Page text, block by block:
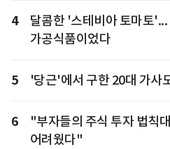
4
달콤한 '스테비아 토마토'...
가공식품이었다
5 '당근'에서 구한 20대 가사
6
"부자들의 주식 투자 법칙
어려웠다"